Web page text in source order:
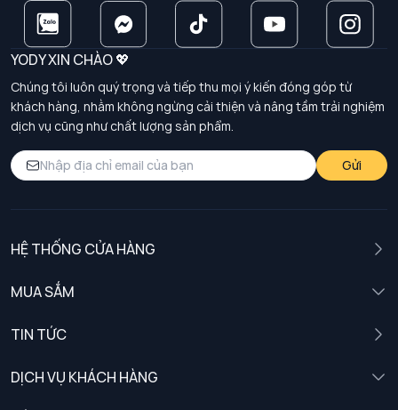
YODY XIN CHÀO 💖
Chúng tôi luôn quý trọng và tiếp thu mọi ý kiến đóng góp từ
khách hàng, nhằm không ngừng cải thiện và nâng tầm trải nghiệm
dịch vụ cũng như chất lượng sản phẩm.
Gửi
HỆ THỐNG CỬA HÀNG
MUA SẮM
TIN TỨC
DỊCH VỤ KHÁCH HÀNG